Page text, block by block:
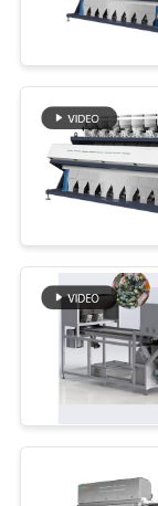
POLÍTICA